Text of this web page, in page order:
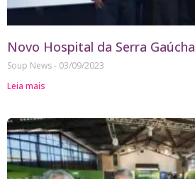
Novo Hospital da Serra Gaúcha
Soup News
03/09/2023
Leia mais